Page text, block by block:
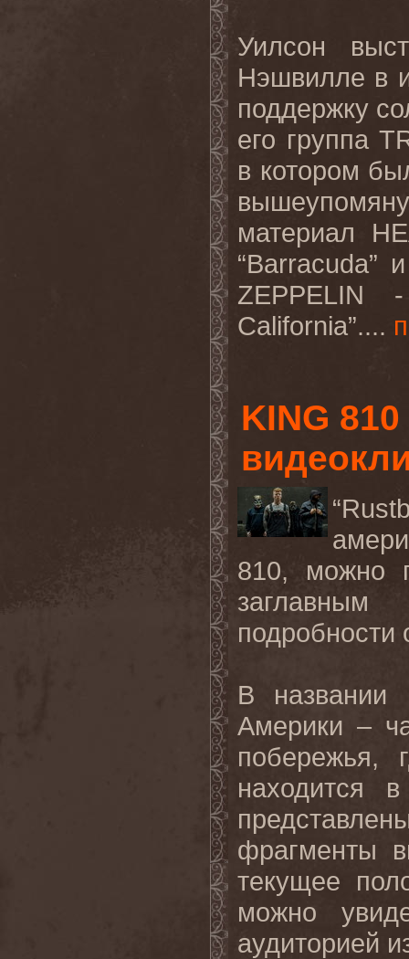
Уилсон
Нэшвилле в
поддержку
его группа
в котором
материал
“Barracuda”
ZEPPELIN -
California”....
KING
“
810, можно
подробности
В названии
Америки –
побережья,
находится
фрагменты
текущее
можно
аудиторией